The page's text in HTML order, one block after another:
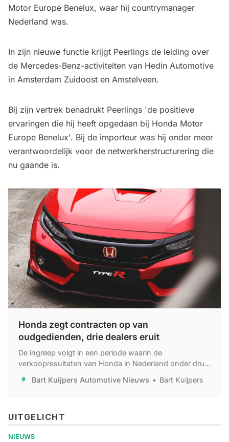
Motor Europe Benelux, waar hij countrymanager
Nederland was.
In zijn nieuwe functie krijgt Peerlings de leiding over
de Mercedes-Benz-activiteiten van Hedin Automotive
in Amsterdam Zuidoost en Amstelveen.
Bij zijn vertrek benadrukt Peerlings 'de positieve
ervaringen die hij heeft opgedaan bij Honda Motor
Europe Benelux'. Bij de importeur was hij onder meer
verantwoordelijk voor de netwerkherstructurering die
nu gaande is.
Honda zegt contracten op van
oudgedienden, drie dealers eruit
De ingreep volgt in een periode waarin de
verkoopresultaten van Honda in Nederland onder druk
terwijl dat aantal een jaar later uitkwam op 899.
Bart Kuijpers Automotive Nieuws Bart Kuijpers
UITGELICHT
NIEUWS